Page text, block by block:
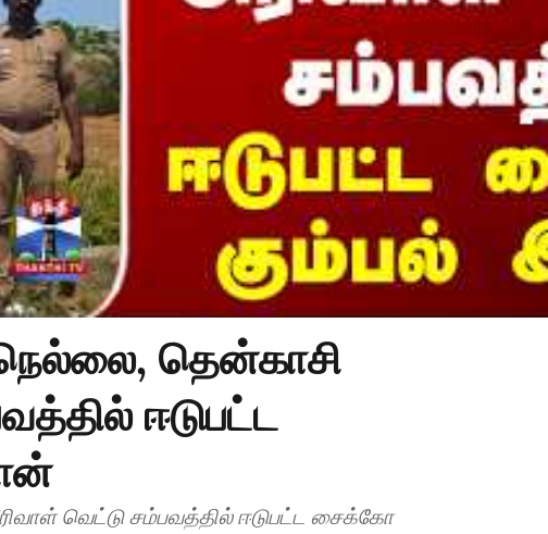
தென்காசி
ஈடுபட்ட
வெட்டு சம்பவத்தில் ஈடுபட்ட சைக்கோ